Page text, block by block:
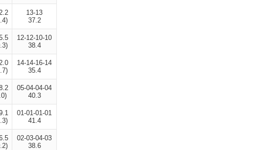
13-13
37.2
12-12-10-10
38.4
14-14-16-14
35.4
05-04-04-04
40.3
01-01-01-01
41.4
02-03-04-03
38.6